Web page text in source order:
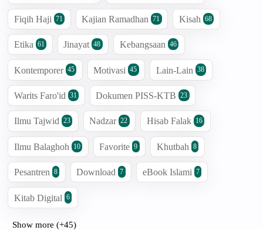
Fiqih Haji 71 Kajian Ramadhan 71 Kisah 68
Etika 61 Jinayat 48 Kebangsaan 46
Kontemporer 45 Motivasi 45 Lain-Lain 38
Warits Faro'id 31 Dokumen PISS-KTB 23
Ilmu Tajwid 23 Nadzar 22 Hisab Falak 16
Ilmu Balaghoh 10 Favorite 9 Khutbah 8
Pesantren 8 Download 7 eBook Islami 7
Kitab Digital 6
Show more (+45)